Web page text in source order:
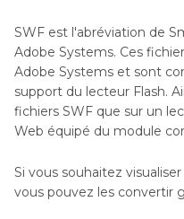
SWF est l'abréviation de
Adobe Systems. Ces
Adobe Systems et sont
support du lecteur Flash.
fichiers SWF que sur un
Web équipé du module
Si vous souhaitez
vous pouvez les convertir